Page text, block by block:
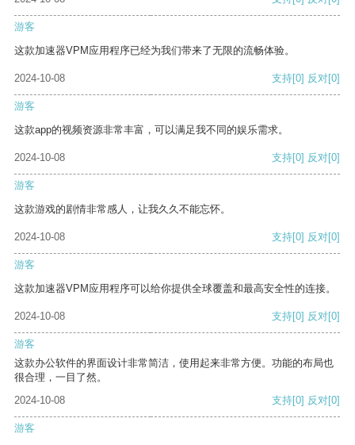
游客
这款加速器VPM应用程序已经为我们带来了无限的流畅体验。
2024-10-08 支持[0] 反对[0]
游客
这款app的视频资源非常丰富，可以满足我不同的娱乐需求。
2024-10-08 支持[0] 反对[0]
游客
这款游戏的剧情非常感人，让我久久不能忘怀。
2024-10-08 支持[0] 反对[0]
游客
这款加速器VPM应用程序可以给你提供全球覆盖和最高安全性的连接。
2024-10-08 支持[0] 反对[0]
游客
这款办公软件的界面设计非常简洁，使用起来非常方便。功能的布局也
很合理，一目了然。
2024-10-08
支持[0] 反对[0]
游客